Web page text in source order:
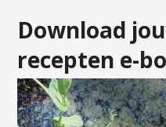
Download
recepten e-